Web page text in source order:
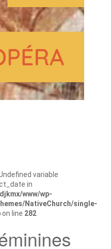
variable
in
www/wp-
NativeChurch/single-
on line 282